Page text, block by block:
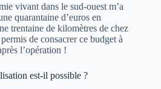
vivant dans le sud-ouest m’a
quarantaine d’euros en
trentaine de kilomètres de chez
de consacrer ce budget à
l’opération !
est-il possible ?